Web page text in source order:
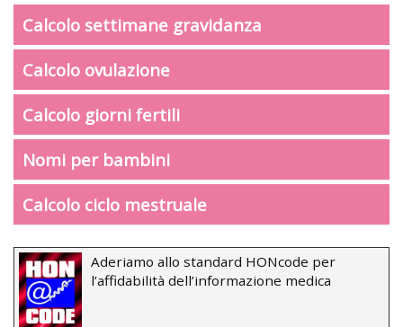
Calcolo settimane gravidanza
Calcolo ovulazione
Calcolo giorni fertili
Nomi per bambini
Calcolo ciclo mestruale
Aderiamo allo standard HONcode per
l’affidabilità dell’informazione medica